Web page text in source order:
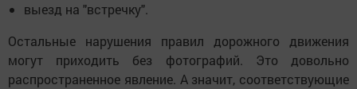
выезд на "встречку".
Остальные нарушения правил дорожного движения
могут приходить без фотографий. Это довольно
распространенное явление. А значит, соответствующие